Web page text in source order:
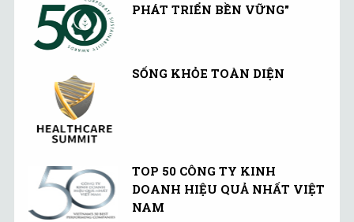
PHÁT TRIỂN BỀN VỮNG"
SỐNG KHỎE TOÀN DIỆN
TOP 50 CÔNG TY KINH
DOANH HIỆU QUẢ NHẤT VIỆT
NAM